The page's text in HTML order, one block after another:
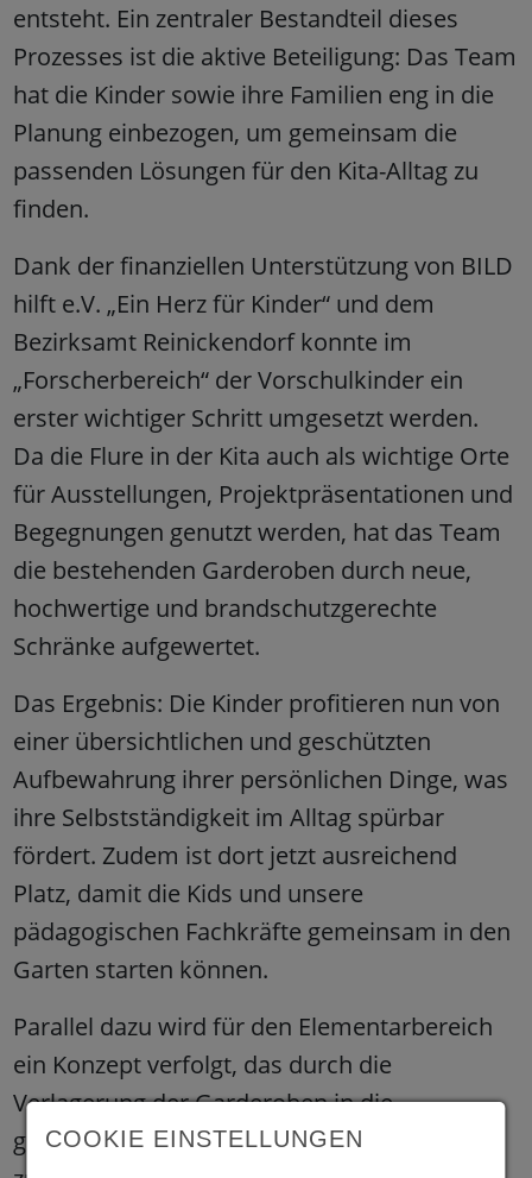
entsteht. Ein zentraler Bestandteil dieses
Prozesses ist die aktive Beteiligung: Das Team
hat die Kinder sowie ihre Familien eng in die
Planung einbezogen, um gemeinsam die
passenden Lösungen für den Kita-Alltag zu
finden.
Dank der finanziellen Unterstützung von BILD
hilft e.V. „Ein Herz für Kinder“ und dem
Bezirksamt Reinickendorf konnte im
„Forscherbereich“ der Vorschulkinder ein
erster wichtiger Schritt umgesetzt werden.
Da die Flure in der Kita auch als wichtige Orte
für Ausstellungen, Projektpräsentationen und
Begegnungen genutzt werden, hat das Team
die bestehenden Garderoben durch neue,
hochwertige und brandschutzgerechte
Schränke aufgewertet.
Das Ergebnis: Die Kinder profitieren nun von
einer übersichtlichen und geschützten
Aufbewahrung ihrer persönlichen Dinge, was
ihre Selbstständigkeit im Alltag spürbar
fördert. Zudem ist dort jetzt ausreichend
Platz, damit die Kids und unsere
pädagogischen Fachkräfte gemeinsam in den
Garten starten können.
Parallel dazu wird für den Elementarbereich
ein Konzept verfolgt, das durch die
Verlagerung der Garderoben in die
großzügigen Flurbereiche wertvolle Flächen
COOKIE EINSTELLUNGEN